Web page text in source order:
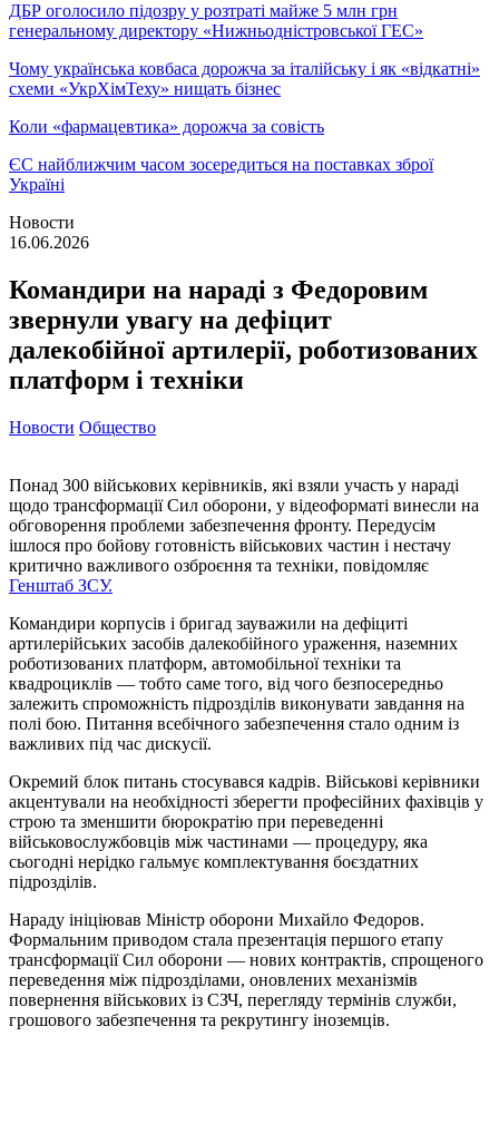
ДБР оголосило підозру у розтраті майже 5 млн грн
генеральному директору «Нижньодністровської ГЕС»
Чому українська ковбаса дорожча за італійську і як «відкатні»
схеми «УкрХімТеху» нищать бізнес
Коли «фармацевтика» дорожча за совість
ЄС найближчим часом зосередиться на поставках зброї
Україні
Новости
16.06.2026
Командири на нараді з Федоровим
звернули увагу на дефіцит
далекобійної артилерії, роботизованих
платформ і техніки
Новости Общество
Понад 300 військових керівників, які взяли участь у нараді
щодо трансформації Сил оборони, у відеоформаті винесли на
обговорення проблеми забезпечення фронту. Передусім
ішлося про бойову готовність військових частин і нестачу
критично важливого озброєння та техніки, повідомляє
Генштаб ЗСУ.
Командири корпусів і бригад зауважили на дефіциті
артилерійських засобів далекобійного ураження, наземних
роботизованих платформ, автомобільної техніки та
квадроциклів — тобто саме того, від чого безпосередньо
залежить спроможність підрозділів виконувати завдання на
полі бою. Питання всебічного забезпечення стало одним із
важливих під час дискусії.
Окремий блок питань стосувався кадрів. Військові керівники
акцентували на необхідності зберегти професійних фахівців у
строю та зменшити бюрократію при переведенні
військовослужбовців між частинами — процедуру, яка
сьогодні нерідко гальмує комплектування боєздатних
підрозділів.
Нараду ініціював Міністр оборони Михайло Федоров.
Формальним приводом стала презентація першого етапу
трансформації Сил оборони — нових контрактів, спрощеного
переведення між підрозділами, оновлених механізмів
повернення військових із СЗЧ, перегляду термінів служби,
грошового забезпечення та рекрутингу іноземців.